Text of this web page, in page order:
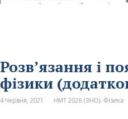
Розв’язання і
фізики
4 Червня, 2021 НМТ 2026 (ЗНО). Фізика